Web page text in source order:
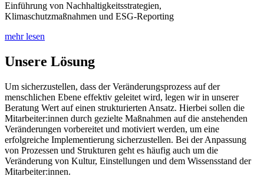
Einführung von Nachhaltigkeitsstrategien,
Klimaschutzmaßnahmen und ESG-Reporting
mehr lesen
Unsere Lösung
Um sicherzustellen, dass der Veränderungsprozess auf der
menschlichen Ebene effektiv geleitet wird, legen wir in unserer
Beratung Wert auf einen strukturierten Ansatz. Hierbei sollen die
Mitarbeiter:innen durch gezielte Maßnahmen auf die anstehenden
Veränderungen vorbereitet und motiviert werden, um eine
erfolgreiche Implementierung sicherzustellen. Bei der Anpassung
von Prozessen und Strukturen geht es häufig auch um die
Veränderung von Kultur, Einstellungen und dem Wissensstand der
Mitarbeiter:innen.